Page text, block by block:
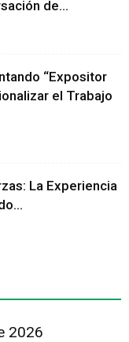
de...
“Expositor
el Trabajo
La Experiencia
2026